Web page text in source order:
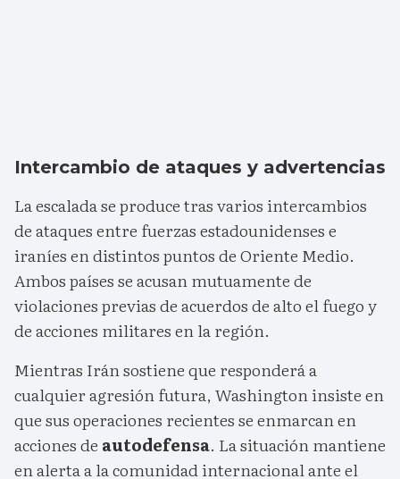
Intercambio de ataques y advertencias
La escalada se produce tras varios intercambios
de ataques entre fuerzas estadounidenses e
iraníes en distintos puntos de Oriente Medio.
Ambos países se acusan mutuamente de
violaciones previas de acuerdos de alto el fuego y
de acciones militares en la región.
Mientras Irán sostiene que responderá a
cualquier agresión futura, Washington insiste en
que sus operaciones recientes se enmarcan en
acciones de autodefensa. La situación mantiene
en alerta a la comunidad internacional ante el